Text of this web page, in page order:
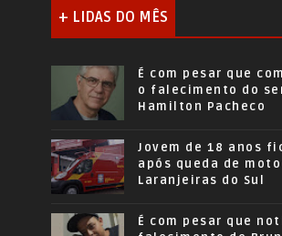
+ LIDAS DO MÊS
É com pesar que
o falecimento do
Hamilton Pacheco
Jovem de 18 anos
após queda de
Laranjeiras do Sul
É com pesar que